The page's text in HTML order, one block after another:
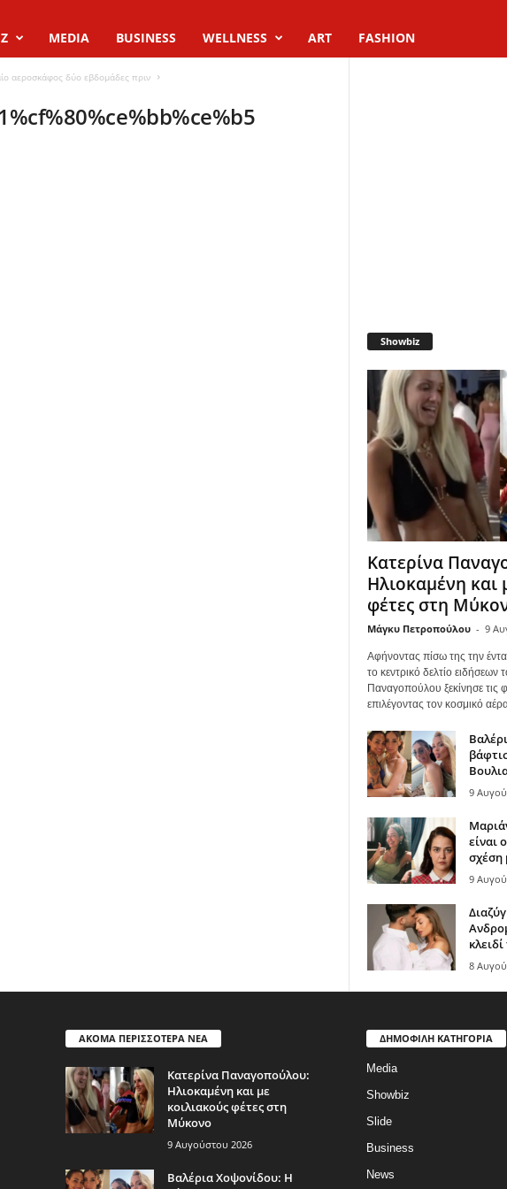
MEDIA BUSINESS WELLNESS ART FASHION
αεροσκάφος δύο εβδομάδες πριν
Showbiz
Κατερίνα
Ηλιοκαμένη και
φέτες στη
Μάγκυ Πετροπούλου - 9
Αφήνοντας πίσω της την
το κεντρικό δελτίο ειδήσεων
Παναγοπούλου ξεκίνησε τις
επιλέγοντας τον κοσμικό
9
είναι
σχέση
9
8
ΑΚΟΜΑ ΠΕΡΙΣΣΟΤΕΡΑ ΝΕΑ
Κατερίνα Παναγοπούλου:
Ηλιοκαμένη και με
κοιλιακούς φέτες στη
Μύκονο
9 Αυγούστου 2026
Βαλέρια Χοψονίδου: Η
ΔΗΜΟΦΙΛΗ ΚΑΤΗΓΟΡΙΑ
Media
Showbiz
Slide
Business
News